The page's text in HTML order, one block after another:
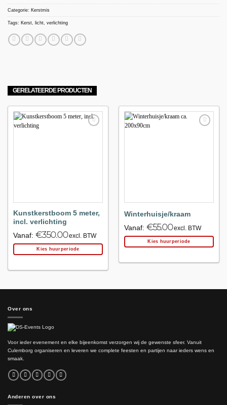
Categorie: Kerstmis
Tags: Kerst licht verlichting
GERELATEERDE PRODUCTEN
Kunstkerstboom 5 meter,
incl. verlichting
Vanaf: €350.00excl. BTW
Kies huurperiode
Winterhuisje/kraam
Vanaf: €55.00excl. BTW
Kies huurperiode
Over ons
Voor ieder evenement en elke bijeenkomst verzorgen wij de gewenste sfeer. Vanuit
Culemborg organiseren en leveren we complete feesten en partijen naar ieders wens en
smaak.
Anderen over ons